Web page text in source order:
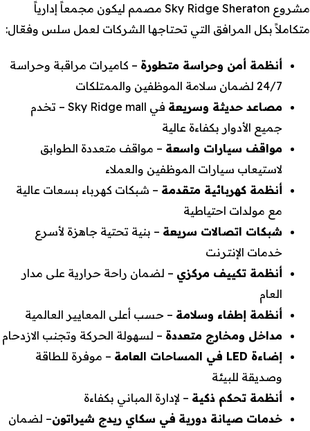
مشروع Sky Ridge Sheraton مصمم ليكون مجمعاً إدارياً
متكاملاً بكل المرافق التي تحتاجها الشركات لعمل سلس وفعّال:
أنظمة أمن وحراسة متطورة – كاميرات مراقبة وحراسة
24/7 لضمان سلامة الموظفين والممتلكات
مصاعد حديثة وسريعة
في Sky Ridge mall – تخدم
جميع الأدوار بكفاءة عالية
مواقف سيارات واسعة – مواقف متعددة الطوابق
لاستيعاب سيارات الموظفين والعملاء
أنظمة كهربائية متقدمة – شبكات كهرباء بسعات عالية
مع مولدات احتياطية
شبكات اتصالات سريعة – بنية تحتية جاهزة لأسرع
خدمات الإنترنت
أنظمة تكييف مركزي – لضمان راحة حرارية على مدار
العام
أنظمة إطفاء وسلامة – حسب أعلى المعايير العالمية
مداخل ومخارج متعددة – لسهولة الحركة وتجنب الازدحام
إضاءة LED في المساحات العامة
– موفرة للطاقة
وصديقة للبيئة
أنظمة تحكم ذكية – لإدارة المباني بكفاءة
خدمات صيانة دورية في سكاي ريدج شيراتون– لضمان